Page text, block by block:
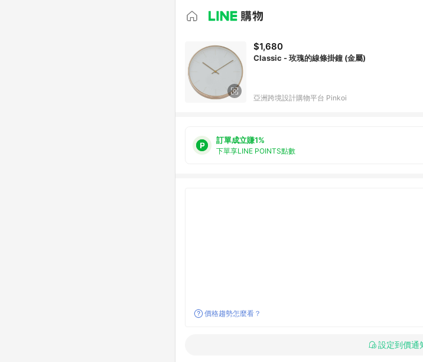
$1,680
Classic - 玫瑰的線條掛鐘 (金屬)
亞洲跨境設計購物平台 Pinkoi
訂單成立賺1%
下單享LINE POINTS點數
價格趨勢怎麼看？
設定到價通